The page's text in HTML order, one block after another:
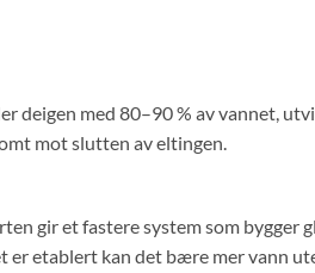
deigen med 80–90 % av vannet,
mot slutten av eltingen.
gir et fastere system som bygger
er etablert kan det bære mer vann